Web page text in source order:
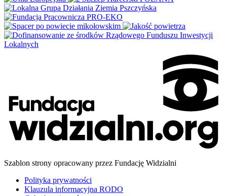
Szablon strony opracowany przez Fundację Widzialni
Polityka prywatności
Klauzula informacyjna RODO